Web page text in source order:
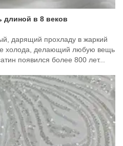
длиной в 8 веков
дарящий прохладу в жаркий
холода, делающий любую вещь
появился более 800 лет...